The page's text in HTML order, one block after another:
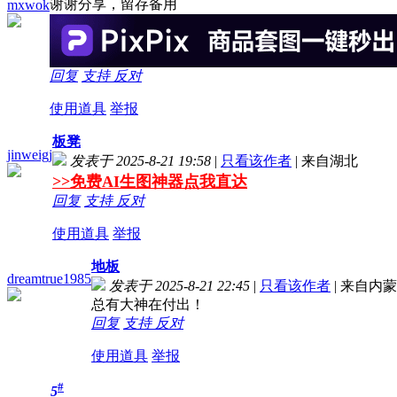
mxwok谢谢分享，留存备用
回复 支持 反对
使用道具 举报
jinweigj
板凳
发表于 2025-8-21 19:58 | 只看该作者 | 来自湖北
>>免费AI生图神器点我直达
回复 支持 反对
使用道具 举报
dreamtrue1985
地板
发表于 2025-8-21 22:45 | 只看该作者 | 来自内
总有大神在付出！
回复 支持 反对
使用道具 举报
5#